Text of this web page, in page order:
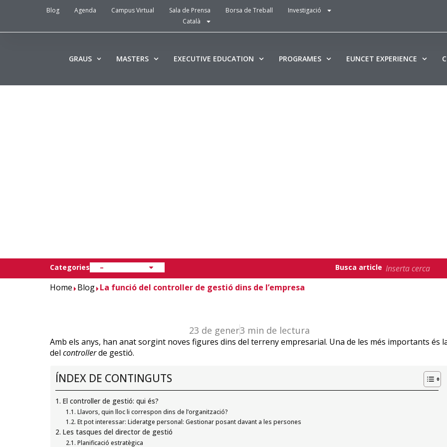
Blog Agenda Campus Virtual Sala de Prensa Borsa de Treball
Investigació
Català
GRAUS MASTERS EXECUTIVE EDUCATION PROGRAMES EUNCET EXPERIENCE
Categories – Busca article
Home Blog La funció del controller de gestió dins de l’empresa
23 de gener3 min de lectura
Amb els anys, han anat sorgint noves figures dins del terreny empresarial. Una de les més importants és
del controllerde gestió.
ÍNDEX DE CONTINGUTS
El controller de gestió: qui és?
Llavors, quin lloc li correspon dins de l’organització?
Et pot interessar: Lideratge personal: Gestionar posant davant a les persones
Les tasques del director de gestió
Planificació estratègica